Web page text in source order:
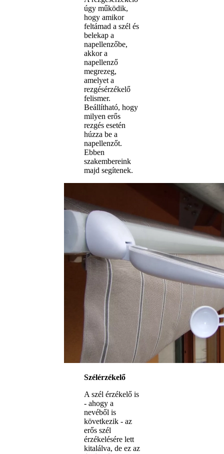
úgy működik,
hogy amikor
feltámad a szél és
belekap a
napellenzőbe,
akkor a
napellenző
megrezeg,
amelyet a
rezgésérzékelő
felismer.
Beállítható, hogy
milyen erős
rezgés esetén
húzza be a
napellenzőt.
Ebben
szakembereink
majd segítenek.
Szélérzékelő
A szél érzékelő is
- ahogy a
nevéből is
következik - az
erős szél
érzékelésére lett
kitalálva, de ez az